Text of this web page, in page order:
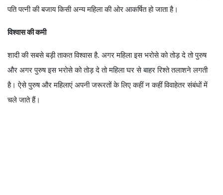
पति पत्नी की बजाय किसी अन्य महिला की ओर आकर्षित हो जाता है।
विश्वास की कमी
शादी की सबसे बड़ी ताकत विश्वास है. अगर महिला इस भरोसे को तोड़ दे तो पुरुष
और अगर पुरुष इस भरोसे को तोड़ दे तो महिला घर से बाहर रिश्ते तलाशने लगती
है। ऐसे पुरुष और महिलाएं अपनी जरूरतों के लिए कहीं न कहीं विवाहेतर संबंधों में
चले जाते हैं।